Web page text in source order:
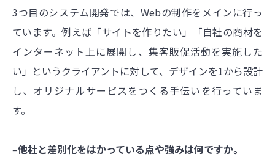
3つ目のシステム開発では、Webの制作をメインに行っ
ています。例えば「サイトを作りたい」「自社の商材を
インターネット上に展開し、集客販促活動を実施した
い」というクライアントに対して、デザインを1から設計
し、オリジナルサービスをつくる手伝いを行っていま
す。
‒他社と差別化をはかっている点や強みは何ですか。